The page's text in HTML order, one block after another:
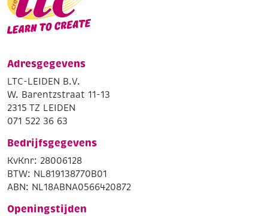
Adresgegevens
LTC-LEIDEN B.V.
W. Barentzstraat 11-13
2315 TZ LEIDEN
071 522 36 63
Bedrijfsgegevens
KvKnr: 28006128
BTW: NL819138770B01
ABN: NL18ABNA0566420872
Openingstijden